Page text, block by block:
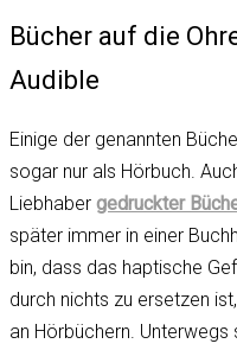
Bücher auf die
Audible
Einige der genannten
sogar nur als Hörbuch.
Liebhaber gedruckter
später immer in einer
bin, dass das haptische
durch nichts zu ersetzen
an Hörbüchern.